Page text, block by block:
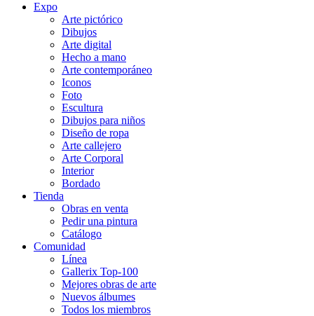
Expo
Arte pictórico
Dibujos
Arte digital
Hecho a mano
Arte contemporáneo
Iconos
Foto
Escultura
Dibujos para niños
Diseño de ropa
Arte callejero
Arte Corporal
Interior
Bordado
Tienda
Obras en venta
Pedir una pintura
Catálogo
Comunidad
Línea
Gallerix Top-100
Mejores obras de arte
Nuevos álbumes
Todos los miembros